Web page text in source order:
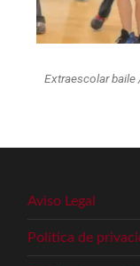
Extraescolar baile
Aviso Legal
Política de